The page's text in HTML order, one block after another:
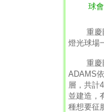
球
重慶國
燈光球場
重慶國
ADAMS
層，共計
並建造，
種想要征